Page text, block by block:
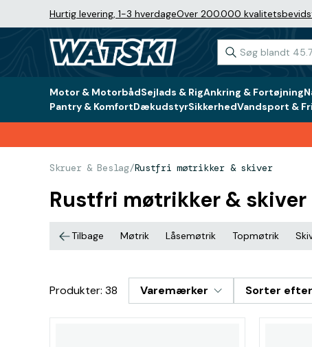
Hurtig levering, 1-3 hverdageOver 200.000
Motor & MotorbådSejlads & RigAnkring & Fortøjning
Pantry & KomfortDækudstyrSikkerhedVandsport &
Skruer & Beslag/Rustfri møtrikker & skiver
Rustfri møtrikker & skiver
Tilbage Møtrik Låsemøtrik Topmøtrik
Produkter: 38 Varemærker Sorter efter